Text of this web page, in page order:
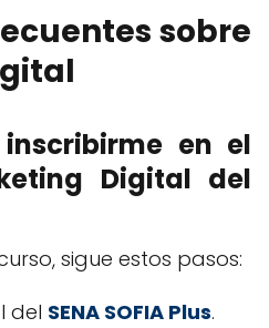
sobre
en el
Digital del
sigue estos pasos:
del SENA SOFIA Plus.